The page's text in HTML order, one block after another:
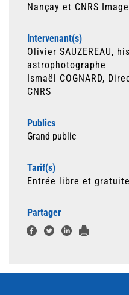
Nançay et CNRS
Intervenant(s)
Olivier SAUZEREAU,
astrophotographe
Ismaël COGNARD,
CNRS
Publics
Grand public
Tarif(s)
Entrée libre et gratuite
Partager